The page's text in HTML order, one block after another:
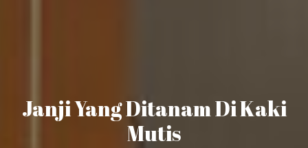
Janji Yang Ditanam Di Kaki
Mutis